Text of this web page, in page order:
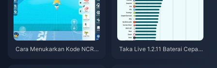
Cara Menukarkan Kode NCRC
Taka Live 1.2.11 Baterai Cepat